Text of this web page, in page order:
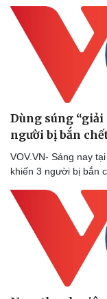
Vì cộng đồng
Dùng súng “giải
người bị bắn
VOV.VN- Sáng nay
khiến 3 người bị bắn